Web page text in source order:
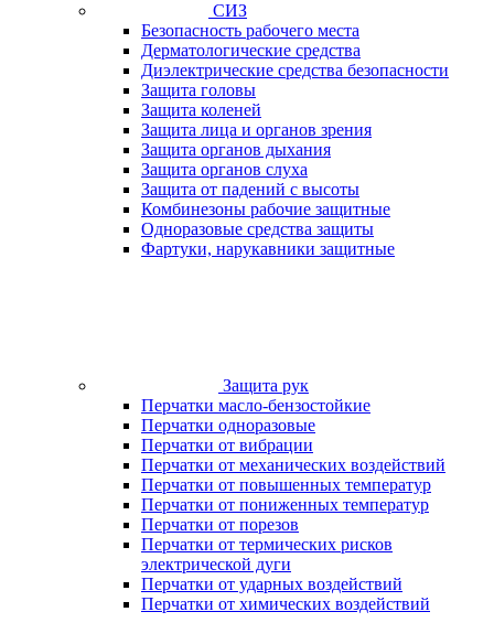
СИЗ
Безопасность рабочего места
Дерматологические средства
Диэлектрические средства безопасности
Защита головы
Защита коленей
Защита лица и органов зрения
Защита органов дыхания
Защита органов слуха
Защита от падений с высоты
Комбинезоны рабочие защитные
Одноразовые средства защиты
Фартуки, нарукавники защитные
Защита рук
Перчатки масло-бензостойкие
Перчатки одноразовые
Перчатки от вибрации
Перчатки от механических воздействий
Перчатки от повышенных температур
Перчатки от пониженных температур
Перчатки от порезов
Перчатки от термических рисков
электрической дуги
Перчатки от ударных воздействий
Перчатки от химических воздействий